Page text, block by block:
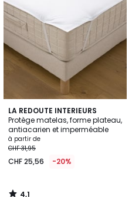
LA REDOUTE INTERIEURS
Protège matelas, forme plateau,
antiacarien et imperméable
à partir de
CHF 31,95
CHF 25,56 -20%
4,1
/ 5
4,1